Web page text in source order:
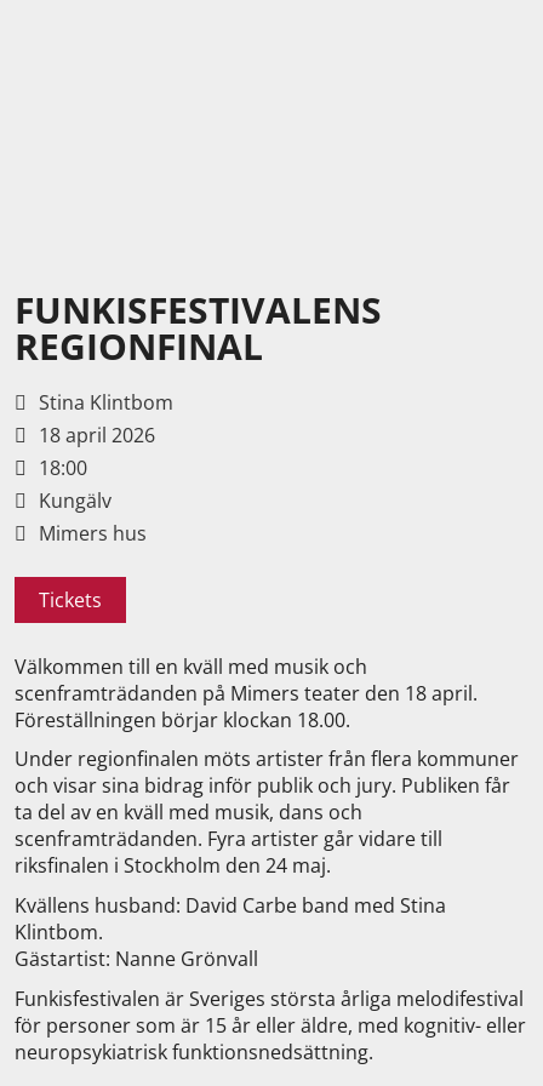
FUNKISFESTIVALENS
REGIONFINAL
Stina Klintbom
18 april 2026
18:00
Kungälv
Mimers hus
Tickets
Välkommen till en kväll med musik och
scenframträdanden på Mimers teater den 18 april.
Föreställningen börjar klockan 18.00.
Under regionfinalen möts artister från flera kommuner
och visar sina bidrag inför publik och jury. Publiken får
ta del av en kväll med musik, dans och
scenframträdanden. Fyra artister går vidare till
riksfinalen i Stockholm den 24 maj.
Kvällens husband: David Carbe band med Stina
Klintbom.
Gästartist: Nanne Grönvall
Funkisfestivalen är Sveriges största årliga melodifestival
för personer som är 15 år eller äldre, med kognitiv- eller
neuropsykiatrisk funktionsnedsättning.